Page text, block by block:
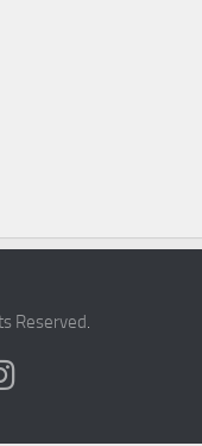
Reserved.